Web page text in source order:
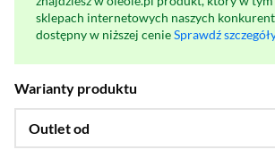
sklepach internetowych naszych
dostępny w niższej cenieSprawdź
Warianty produktu
Outlet od